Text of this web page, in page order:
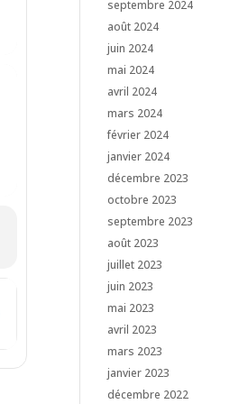
& violoncelle des Amis de Bousval
septembre 2024
août 2024
juin 2024
mai 2024
avril 2024
mars 2024
février 2024
janvier 2024
décembre 2023
octobre 2023
septembre 2023
août 2023
juillet 2023
juin 2023
mai 2023
avril 2023
mars 2023
janvier 2023
décembre 2022